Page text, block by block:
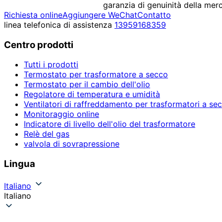
garanzia di genuinità della
Richiesta onlineAggiungere WeChatContatto
linea telefonica di assistenza 13959168359
Centro prodotti
Tutti i prodotti
Termostato per trasformatore a secco
Termostato per il cambio dell'olio
Regolatore di temperatura e umidità
Ventilatori di raffreddamento per trasformatori a
Monitoraggio online
Indicatore di livello dell'olio del trasformatore
Relè del gas
valvola di sovrapressione
Lingua
Italiano
Italiano